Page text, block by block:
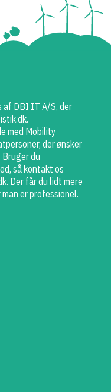
af DBI IT A/S, der
med Mobility
der ønsker
Bruger du
så kontakt os
Der får du lidt mere
er professionel.